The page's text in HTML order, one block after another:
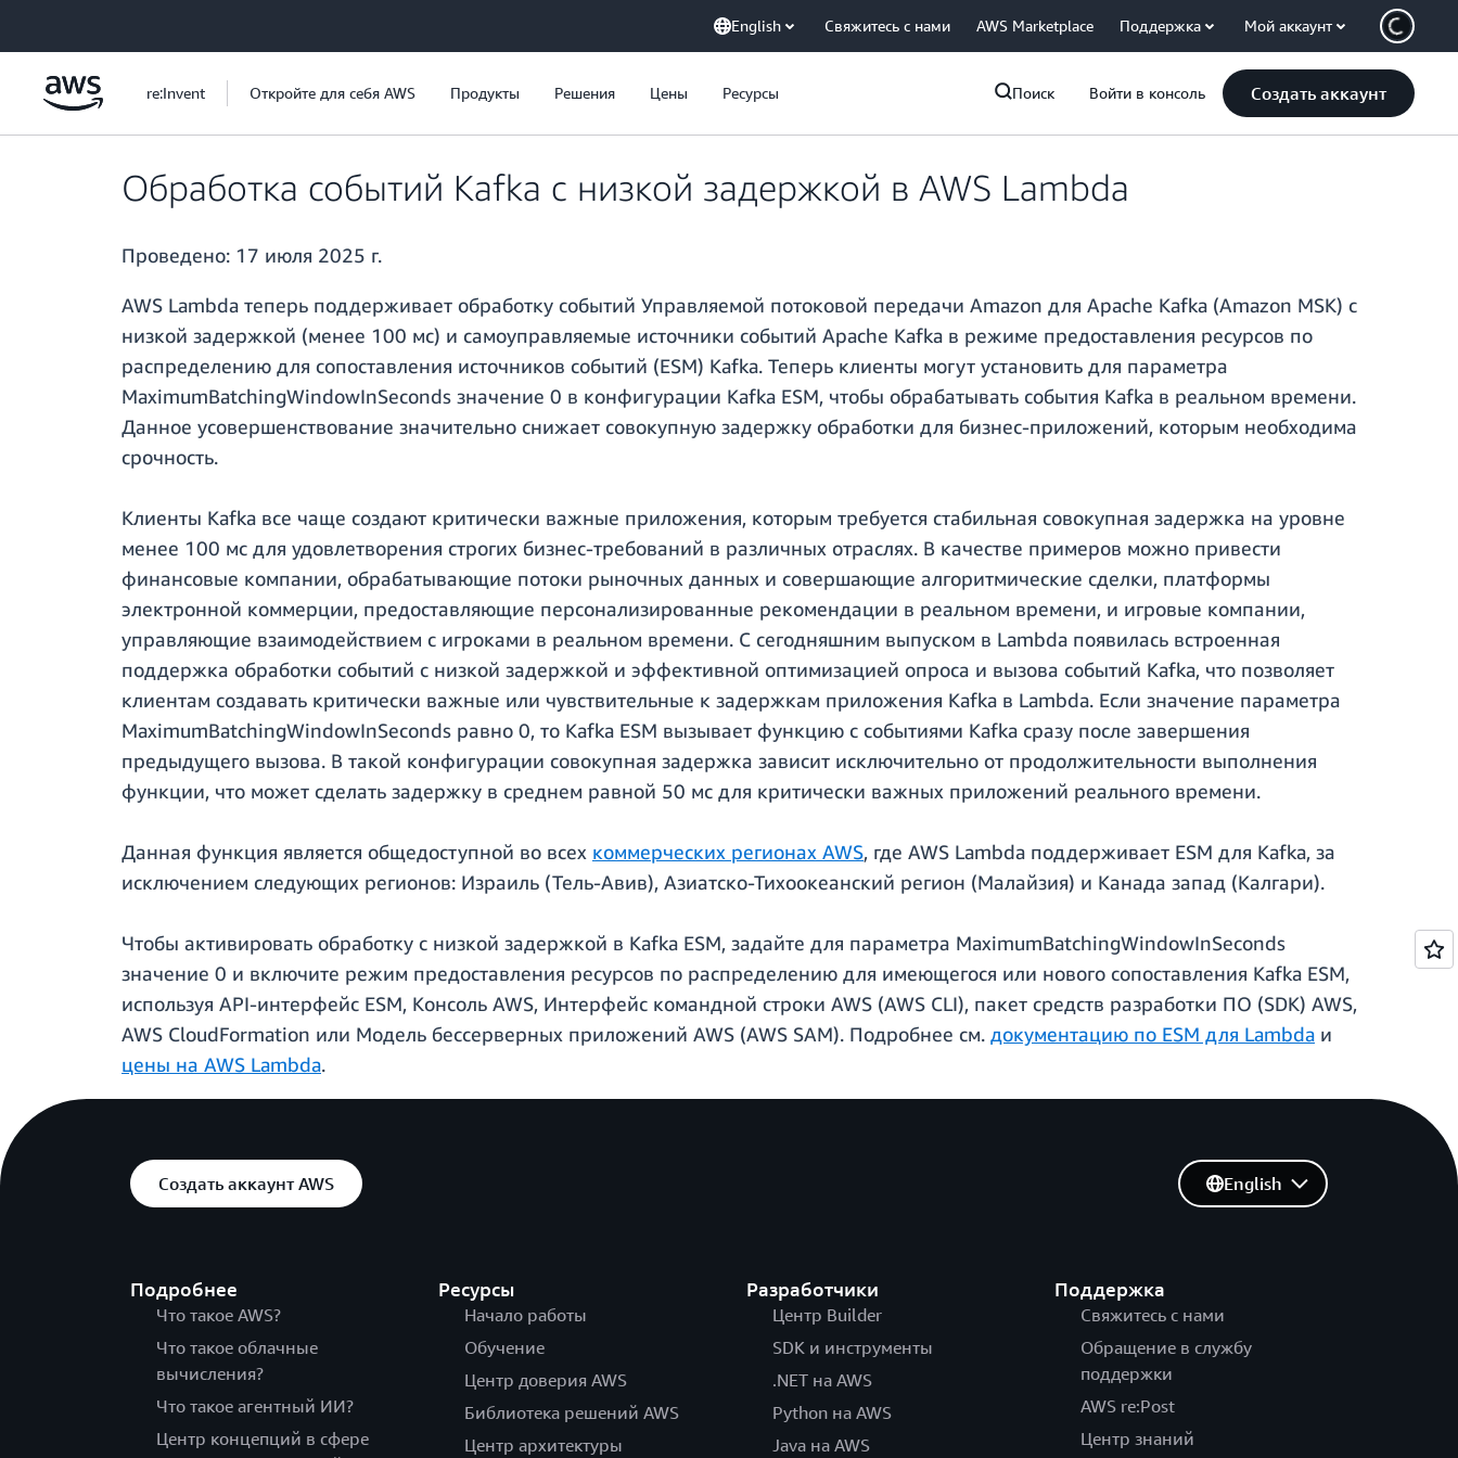
English Свяжитесь с нами AWS Marketplace Поддержка Мой аккаунт
re:Invent Откройте для себя AWS Продукты Решения Цены Ресурсы Поиск Войти в консоль Создать аккаунт
Обработка событий Kafka с низкой задержкой в AWS Lambda
Проведено: 17 июля 2025 г.
AWS Lambda теперь поддерживает обработку событий Управляемой потоковой передачи Amazon для Apache Kafka (Amazon MSK) с
низкой задержкой (менее 100 мс) и самоуправляемые источники событий Apache Kafka в режиме предоставления ресурсов по
распределению для сопоставления источников событий (ESM) Kafka. Теперь клиенты могут установить для параметра
MaximumBatchingWindowInSeconds значение 0 в конфигурации Kafka ESM, чтобы обрабатывать события Kafka в реальном времени.
Данное усовершенствование значительно снижает совокупную задержку обработки для бизнес-приложений, которым необходима
срочность.
Клиенты Kafka все чаще создают критически важные приложения, которым требуется стабильная совокупная задержка на уровне
менее 100 мс для удовлетворения строгих бизнес-требований в различных отраслях. В качестве примеров можно привести
финансовые компании, обрабатывающие потоки рыночных данных и совершающие алгоритмические сделки, платформы
электронной коммерции, предоставляющие персонализированные рекомендации в реальном времени, и игровые компании,
управляющие взаимодействием с игроками в реальном времени. С сегодняшним выпуском в Lambda появилась встроенная
поддержка обработки событий с низкой задержкой и эффективной оптимизацией опроса и вызова событий Kafka, что позволяет
клиентам создавать критически важные или чувствительные к задержкам приложения Kafka в Lambda. Если значение параметра
MaximumBatchingWindowInSeconds равно 0, то Kafka ESM вызывает функцию с событиями Kafka сразу после завершения
предыдущего вызова. В такой конфигурации совокупная задержка зависит исключительно от продолжительности выполнения
функции, что может сделать задержку в среднем равной 50 мс для критически важных приложений реального времени.
Данная функция является общедоступной во всех коммерческих регионах AWS, где AWS Lambda поддерживает ESM для Kafka, за
исключением следующих регионов: Израиль (Тель-Авив), Азиатско-Тихоокеанский регион (Малайзия) и Канада запад (Калгари).
Чтобы активировать обработку с низкой задержкой в Kafka ESM, задайте для параметра MaximumBatchingWindowInSeconds
значение 0 и включите режим предоставления ресурсов по распределению для имеющегося или нового сопоставления Kafka ESM,
используя API-интерфейс ESM, Консоль AWS, Интерфейс командной строки AWS (AWS CLI), пакет средств разработки ПО (SDK) AWS,
AWS CloudFormation или Модель бессерверных приложений AWS (AWS SAM). Подробнее см. документацию по ESM для Lambda и
цены на AWS Lambda.
Создать аккаунт AWS
Подробнее
Что такое AWS?
Что такое облачные
вычисления?
Что такое агентный ИИ?
Центр концепций в сфере
Ресурсы
Начало работы
Обучение
Центр доверия AWS
Библиотека решений AWS
Центр архитектуры
Разработчики
Центр Builder
SDK и инструменты
.NET на AWS
Python на AWS
Java на AWS
Поддержка
Свяжитесь с нами
Обращение в службу
поддержки
AWS re:Post
Центр знаний
English